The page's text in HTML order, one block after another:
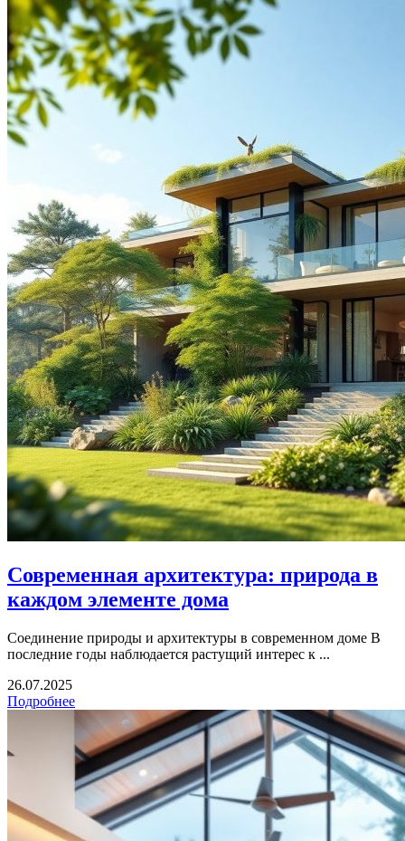
Современная архитектура: природа в
каждом элементе дома
Соединение природы и архитектуры в современном доме В
последние годы наблюдается растущий интерес к ...
26.07.2025
Подробнее